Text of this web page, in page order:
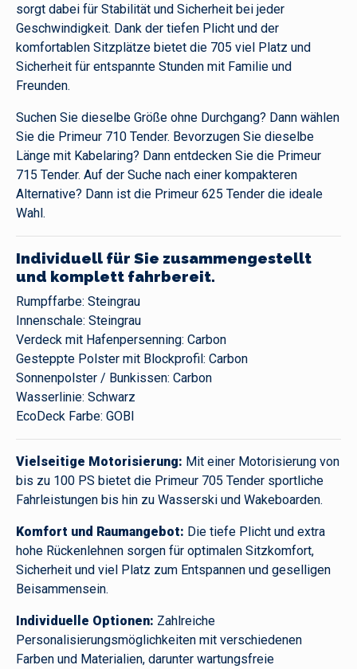
sorgt dabei für Stabilität und Sicherheit bei jeder
Geschwindigkeit. Dank der tiefen Plicht und der
komfortablen Sitzplätze bietet die 705 viel Platz und
Sicherheit für entspannte Stunden mit Familie und
Freunden.
Suchen Sie dieselbe Größe ohne Durchgang? Dann wählen
Sie die Primeur 710 Tender. Bevorzugen Sie dieselbe
Länge mit Kabelaring? Dann entdecken Sie die Primeur
715 Tender. Auf der Suche nach einer kompakteren
Alternative? Dann ist die Primeur 625 Tender die ideale
Wahl.
Individuell für Sie zusammengestellt
und komplett fahrbereit.
Rumpffarbe: Steingrau
Innenschale: Steingrau
Verdeck mit Hafenpersenning: Carbon
Gesteppte Polster mit Blockprofil: Carbon
Sonnenpolster / Bunkissen: Carbon
Wasserlinie: Schwarz
EcoDeck Farbe: GOBI
Vielseitige Motorisierung: Mit einer Motorisierung von
bis zu 100 PS bietet die Primeur 705 Tender sportliche
Fahrleistungen bis hin zu Wasserski und Wakeboarden.
Komfort und Raumangebot: Die tiefe Plicht und extra
hohe Rückenlehnen sorgen für optimalen Sitzkomfort,
Sicherheit und viel Platz zum Entspannen und geselligen
Beisammensein.
Individuelle Optionen: Zahlreiche
Personalisierungsmöglichkeiten mit verschiedenen
Farben und Materialien, darunter wartungsfreie